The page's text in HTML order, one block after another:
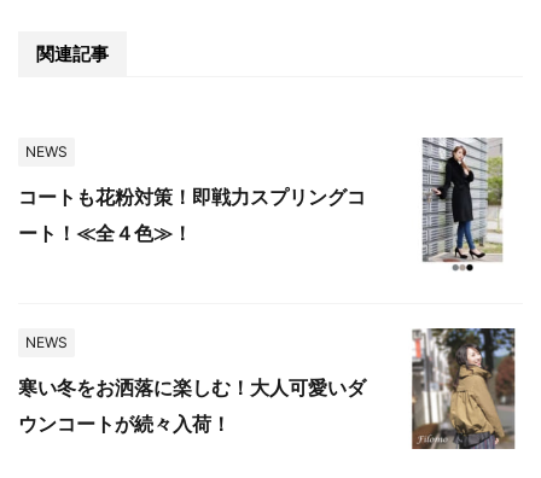
関連記事
NEWS
コートも花粉対策！即戦力スプリングコ
ート！≪全４色≫！
NEWS
寒い冬をお洒落に楽しむ！大人可愛いダ
ウンコートが続々入荷！